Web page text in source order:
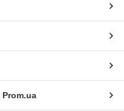
Prom.ua